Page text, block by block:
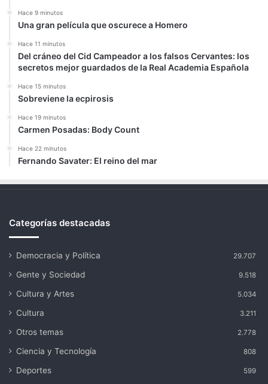
Hace 9 minutos
Una gran película que oscurece a Homero
Hace 11 minutos
Del cráneo del Cid Campeador a los falsos Cervantes: los
secretos mejor guardados de la Real Academia Española
Hace 15 minutos
Sobreviene la ecpirosis
Hace 19 minutos
Carmen Posadas: Body Count
Hace 22 minutos
Fernando Savater: El reino del mar
Categorías destacadas
Democracia y Política 29.707
Gente y Sociedad 9.518
Cultura y Artes 5.034
Cultura 3.211
Otros temas 2.778
Ciencia y Tecnología 808
Deportes 599